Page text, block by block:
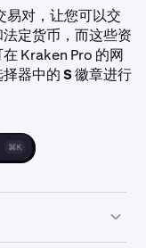
易对，让您可以交
定货币，而这些资
Kraken Pro 的网
器中的S徽章进行